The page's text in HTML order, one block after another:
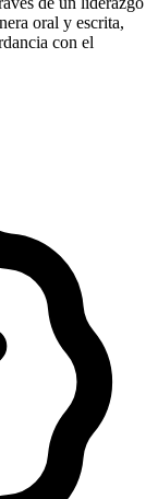
oral y escrita,
con el